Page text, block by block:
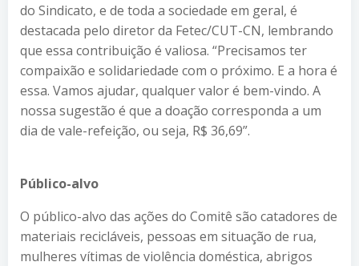
do Sindicato, e de toda a sociedade em geral, é
destacada pelo diretor da Fetec/CUT-CN, lembrando
que essa contribuição é valiosa. “Precisamos ter
compaixão e solidariedade com o próximo. E a hora é
essa. Vamos ajudar, qualquer valor é bem-vindo. A
nossa sugestão é que a doação corresponda a um
dia de vale-refeição, ou seja, R$ 36,69”.
Público-alvo
O público-alvo das ações do Comitê são catadores de
materiais recicláveis, pessoas em situação de rua,
mulheres vítimas de violência doméstica, abrigos